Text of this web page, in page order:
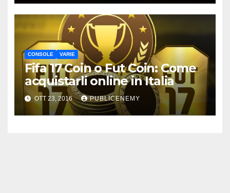
CONSOLE VARIE
Fifa 17 Coin o Fut Coin: Come
acquistarli online in Italia
OTT 23, 2016 PUBLICENEMY